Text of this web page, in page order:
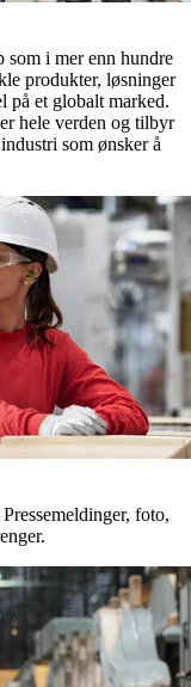
som i mer enn hundre
produkter, løsninger
på et globalt marked.
hele verden og tilbyr
som ønsker å
foto,